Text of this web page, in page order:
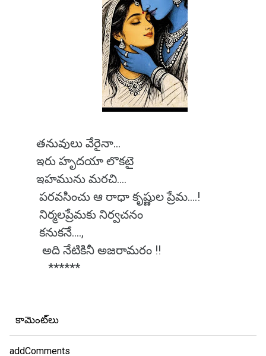
తనువులు వేరైనా...
ఇరు హృదయా లొకటై
ఇహమును మరచి....
పరవసించు ఆ రాధా కృష్ణుల ప్రేమ....!
నిర్మలప్రేమకు నిర్వచనం
కనుకనే....,
అది నేటికినీ అజరామరం !!
******
కామెంట్‌లు
addComments